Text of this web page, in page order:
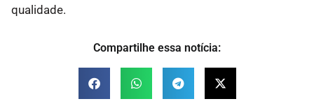
qualidade.
Compartilhe essa notícia: